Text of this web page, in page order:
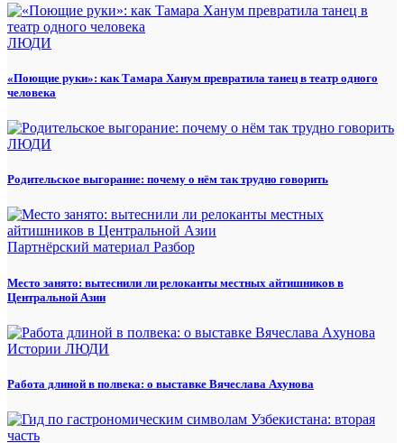
ЛЮДИ
«Поющие руки»: как Тамара Ханум превратила танец в театр одного
человека
ЛЮДИ
Родительское выгорание: почему о нём так трудно говорить
Партнёрский материал Разбор
Место занято: вытеснили ли релоканты местных айтишников в
Центральной Азии
Истории ЛЮДИ
Работа длиной в полвека: о выставке Вячеслава Ахунова